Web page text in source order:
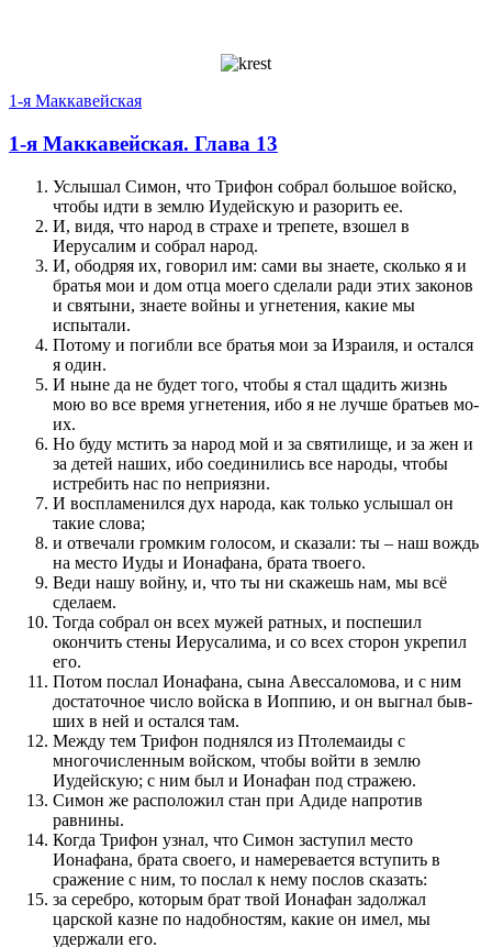
1-я Маккавейская
1-я Маккавейская. Глава 13
Услы­шал Симон, что Трифон собрал большое войско,
чтобы идти в землю Иудейскую и разо­рить ее.
И, видя, что народ в страхе и трепете, взошел в
Иерусалим и собрал народ.
И, ободряя их, говорил им: сами вы знаете, сколько я и
братья мои и дом отца моего сделали ради этих законов
и святыни, знаете войны и угнете­ния, какие мы
испытали.
Потому и по­гибли все братья мои за Израиля, и остал­ся
я один.
И ныне да не будет того, чтобы я стал щадить жизнь
мою во все время угнете­ния, ибо я не лучше братьев мо­
их.
Но буду мстить за народ мой и за святилище, и за жен и
за детей наших, ибо соединились все народы, чтобы
истребить нас по неприязни.
И воспламе­нил­ся дух народа, как только услы­шал он
такие слова;
и отвечали громким голосом, и сказали: ты – наш вождь
на место Иуды и Ионафана, брата твоего.
Веди нашу войну, и, что ты ни скажешь нам, мы всё
сделаем.
Тогда собрал он всех мужей ратных, и по­спешил
окончить стены Иерусалима, и со всех сторон укрепил
его.
Потом по­слал Ионафана, сына Авессаломова, и с ним
достаточное число войска в Иоппию, и он выгнал быв­
ших в ней и остал­ся там.
Между тем Трифон поднял­ся из Птолемаиды с
многочислен­ным войском, чтобы войти в землю
Иудейскую; с ним был и Ионафан под стражею.
Симон же расположил стан при Адиде напротив
равнины.
Когда Трифон узнал, что Симон заступил место
Ионафана, брата своего, и намеревает­ся вступить в
сраже­ние с ним, то по­слал к нему по­слов ска­за­ть:
за серебро, которым брат твой Ионафан задолжал
царской казне по надобностям, какие он имел, мы
удержали его.